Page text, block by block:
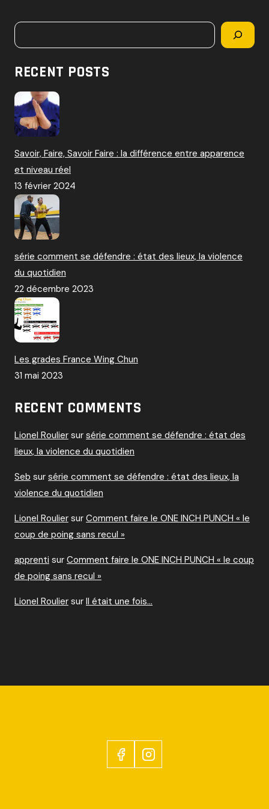
r
Rechercher
RECENT POSTS
Savoir, Faire, Savoir Faire : la différence entre apparence
et niveau réel
13 février 2024
série comment se défendre : état des lieux, la violence
du quotidien
22 décembre 2023
Les grades France Wing Chun
31 mai 2023
RECENT COMMENTS
Lionel Roulier sur série comment se défendre : état des
lieux, la violence du quotidien
Seb sur série comment se défendre : état des lieux, la
violence du quotidien
Lionel Roulier sur Comment faire le ONE INCH PUNCH « le
coup de poing sans recul »
apprenti sur Comment faire le ONE INCH PUNCH « le coup
de poing sans recul »
Lionel Roulier sur Il était une fois…